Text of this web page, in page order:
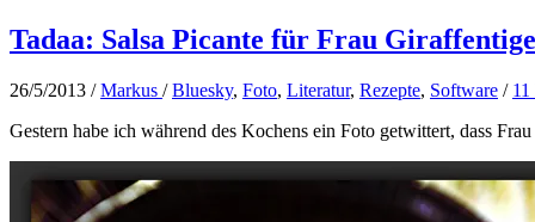
Tadaa: Salsa Picante für Frau
26/5/2013 /Markus /Bluesky, Foto, Literatur, Rezepte, Software /
Gestern habe ich während des Kochens ein Foto getwittert, dass Frau